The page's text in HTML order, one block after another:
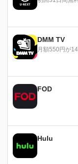
ら
DMM TV
月額550円が
FOD
Hulu